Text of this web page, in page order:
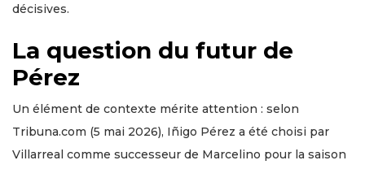
décisives.
La question du futur de
Pérez
Un élément de contexte mérite attention : selon
Tribuna.com (5 mai 2026), Iñigo Pérez a été choisi par
Villarreal comme successeur de Marcelino pour la saison